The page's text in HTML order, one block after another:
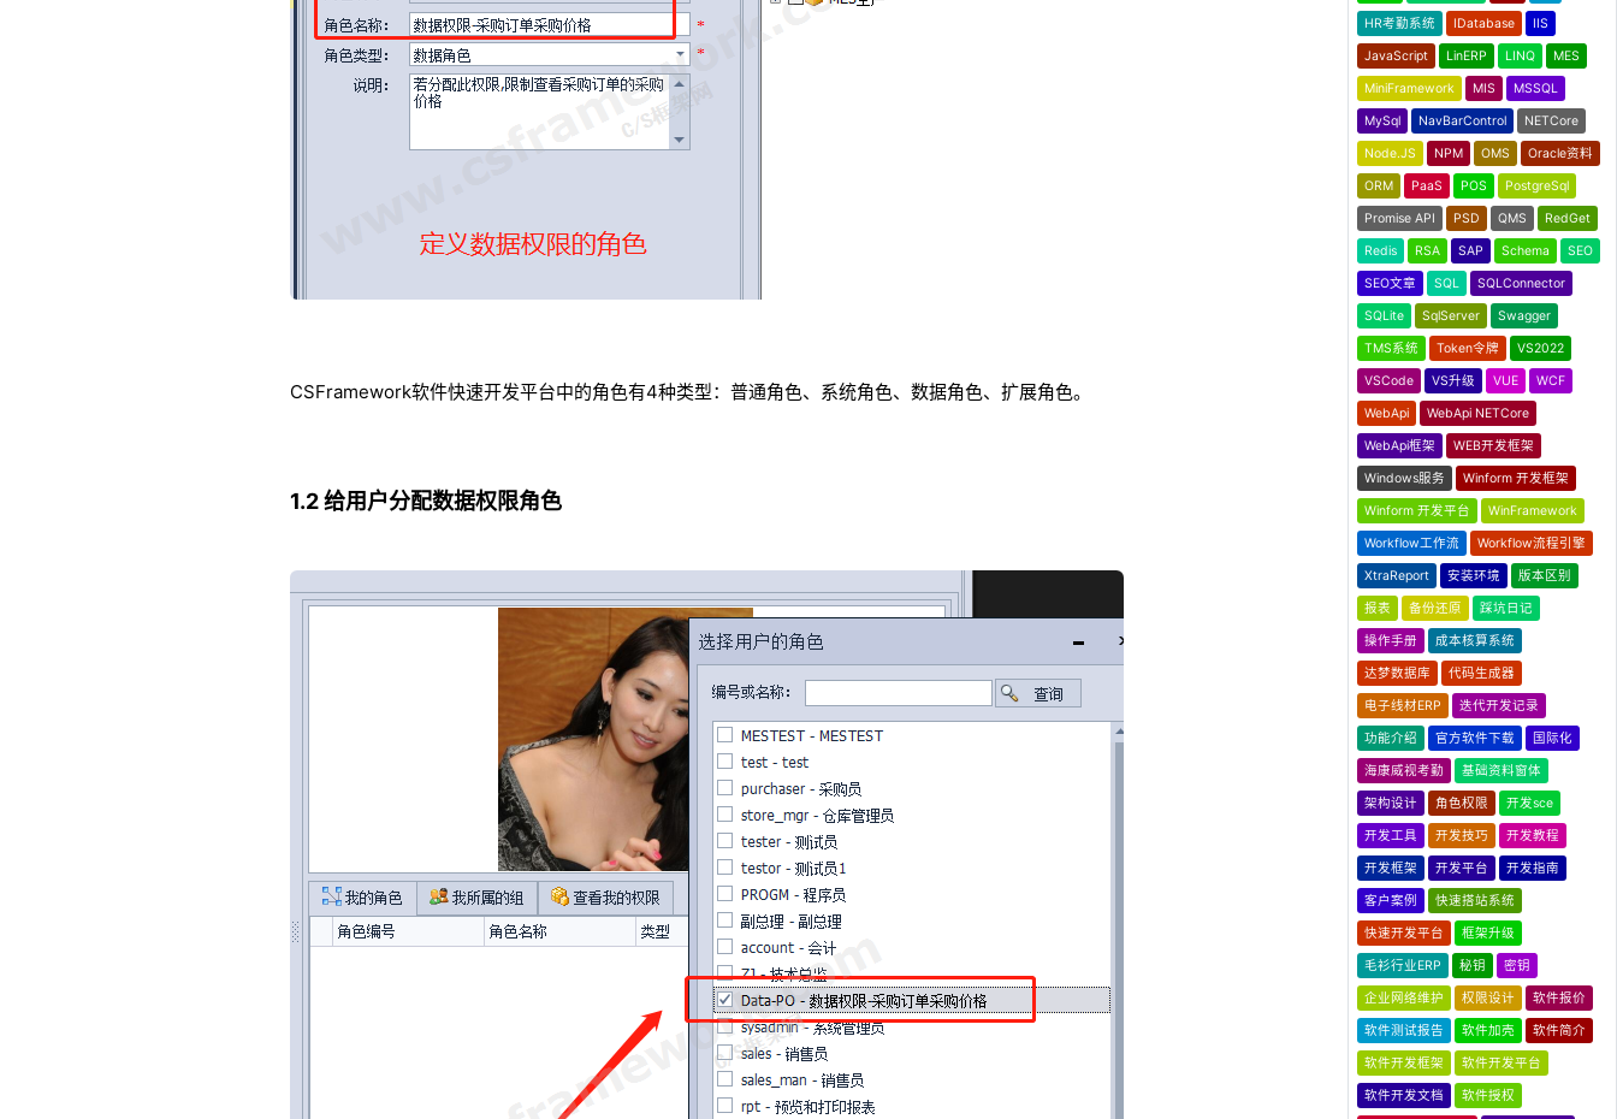
CSFramework软件快速开发平台中的角色有4种类型：普通角色、系统角色、数据角色、扩展角色。
1.2 给用户分配数据权限角色
HR考勤系统 IDatabase IIS
JavaScript LinERP LINQ MES
MiniFramework MIS MSSQL
MySql NavBarControl NETCore
Node.JS NPM OMS Oracle资料
ORM PaaS POS PostgreSql
Promise API PSD QMS RedGet
Redis RSA SAP Schema SEO
SEO文章 SQL SQLConnector
SQLite SqlServer Swagger
TMS系统 Token令牌 VS2022
VSCode VS升级 VUE WCF
WebApi WebApi NETCore
WebApi框架 WEB开发框架
Windows服务 Winform 开发框架
Winform 开发平台 WinFramework
Workflow工作流 Workflow流程引擎
XtraReport 安装环境 版本区别
报表 备份还原 踩坑日记
操作手册 成本核算系统
达梦数据库 代码生成器
电子线材ERP 迭代开发记录
功能介绍 官方软件下载 国际化
海康威视考勤 基础资料窗体
架构设计 角色权限 开发sce
开发工具 开发技巧 开发教程
开发框架 开发平台 开发指南
客户案例 快速搭站系统
快速开发平台 框架升级
毛衫行业ERP 秘钥 密钥
企业网络维护 权限设计 软件报价
软件测试报告 软件加壳 软件简介
软件开发框架 软件开发平台
软件开发文档 软件授权